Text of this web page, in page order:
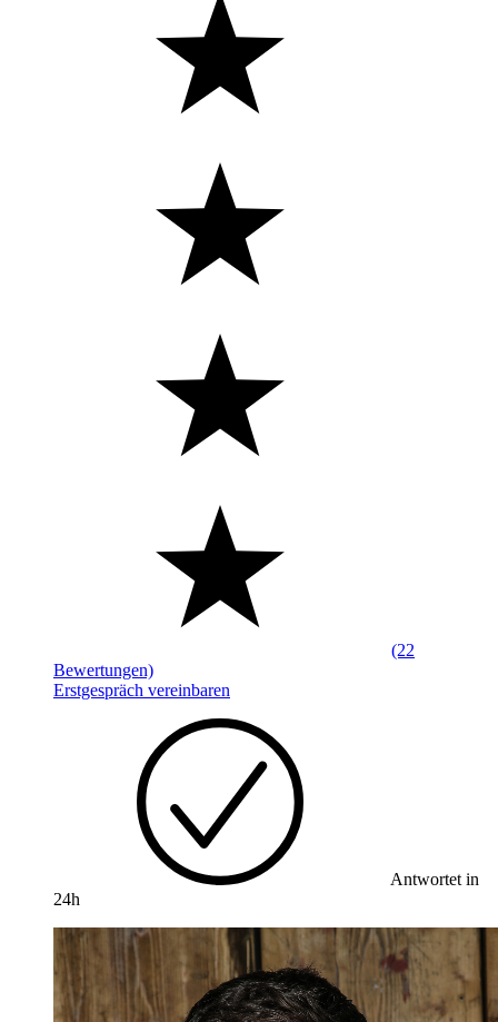
(22
Bewertungen)
Erstgespräch vereinbaren
Antwortet in
24h